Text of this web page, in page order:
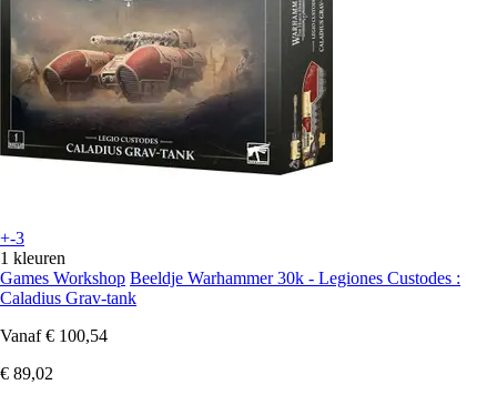
+-3
1 kleuren
Games Workshop Beeldje Warhammer 30k - Legiones Custodes :
Caladius Grav-tank
Vanaf € 100,54
€ 89,02